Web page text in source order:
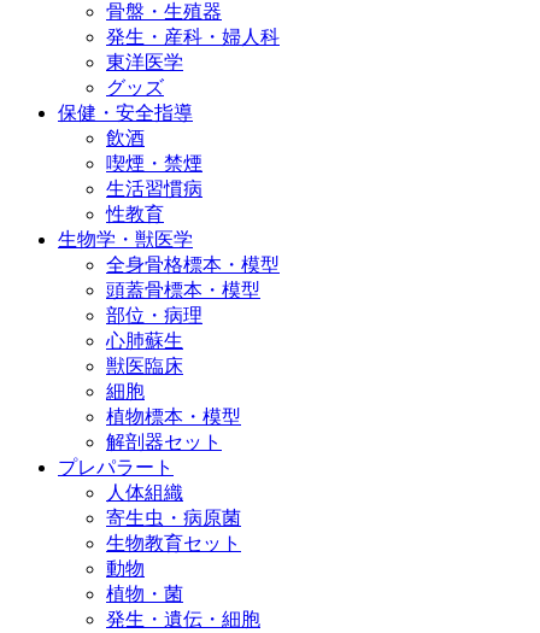
骨盤・生殖器
発生・産科・婦人科
東洋医学
グッズ
保健・安全指導
飲酒
喫煙・禁煙
生活習慣病
性教育
生物学・獣医学
全身骨格標本・模型
頭蓋骨標本・模型
部位・病理
心肺蘇生
獣医臨床
細胞
植物標本・模型
解剖器セット
プレパラート
人体組織
寄生虫・病原菌
生物教育セット
動物
植物・菌
発生・遺伝・細胞